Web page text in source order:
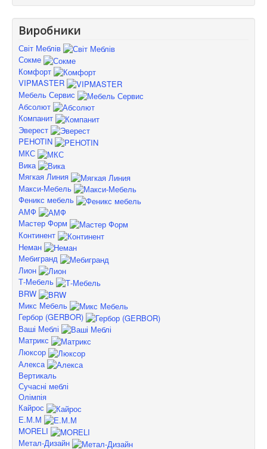
Виробники
Світ Меблів
Сокме
Комфорт
VIPMASTER
Мебель Сервис
Абсолют
Компанит
Эверест
PEHOTIN
МКС
Вика
Мягкая Линия
Макси-Мебель
Феникс мебель
АМФ
Мастер Форм
Континент
Неман
Мебигранд
Лион
Т-Мебель
BRW
Микс Мебель
Гербор (GERBOR)
Ваші Меблі
Матрикс
Люксор
Алекса
Вертикаль
Сучасні меблі
Олімпія
Кайрос
Е.М.М
MORELI
Метал-Дизайн